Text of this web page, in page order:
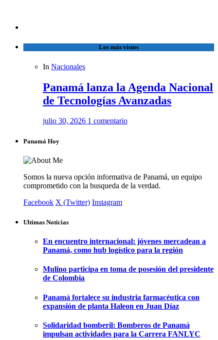
Los más vistos
In Nacionales
Panamá lanza la Agenda Nacional
de Tecnologías Avanzadas
julio 30, 2026 1 comentario
Panamá Hoy
Somos la nueva opción informativa de Panamá, un equipo
comprometido con la busqueda de la verdad.
Facebook X (Twitter) Instagram
Ultimas Noticias
En encuentro internacional: jóvenes mercadean a
Panamá, como hub logístico para la región
Mulino participa en toma de posesión del presidente
de Colombia
Panamá fortalece su industria farmacéutica con
expansión de planta Haleon en Juan Díaz
Solidaridad bomberil: Bomberos de Panamá
impulsan actividades para la Carrera FANLYC